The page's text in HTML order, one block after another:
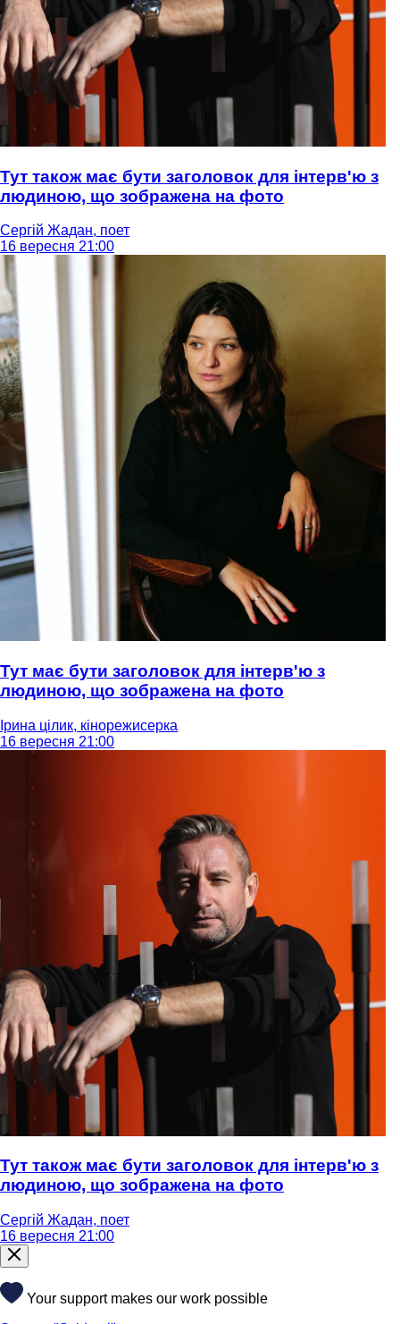
Тут також має бути заголовок для інтерв'ю з
людиною, що зображена на фото
Сергій Жадан, поет
16 вересня 21:00
Тут має бути заголовок для інтерв'ю з
людиною, що зображена на фото
Ірина цілик, кінорежисерка
16 вересня 21:00
Тут також має бути заголовок для інтерв'ю з
людиною, що зображена на фото
Сергій Жадан, поет
16 вересня 21:00
Your support makes our work possible